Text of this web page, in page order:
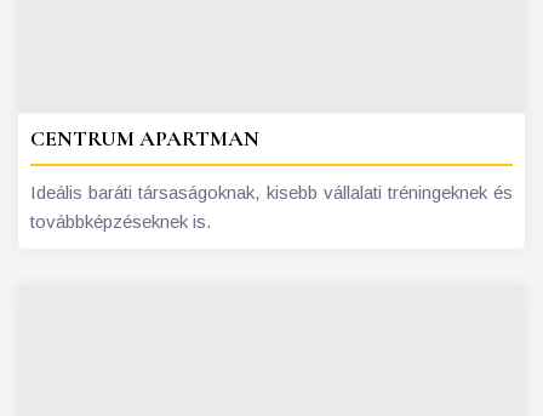
CENTRUM APARTMAN
Ideális baráti társaságoknak, kisebb vállalati tréningeknek és
továbbképzéseknek is.